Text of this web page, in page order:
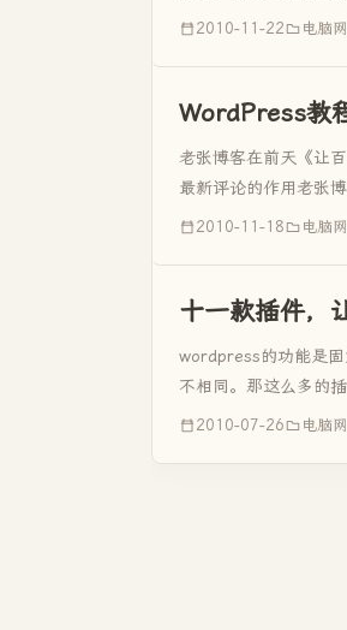
件》中...
2010-11-22 电脑
WordPress教
老张博客在前天《让
最新评论的作用老张
----WP...
2010-11-18 电脑
十一款插件，
wordpress的功能是
不相同。那这么多的
你是照片类的博客，
2010-07-26 电脑